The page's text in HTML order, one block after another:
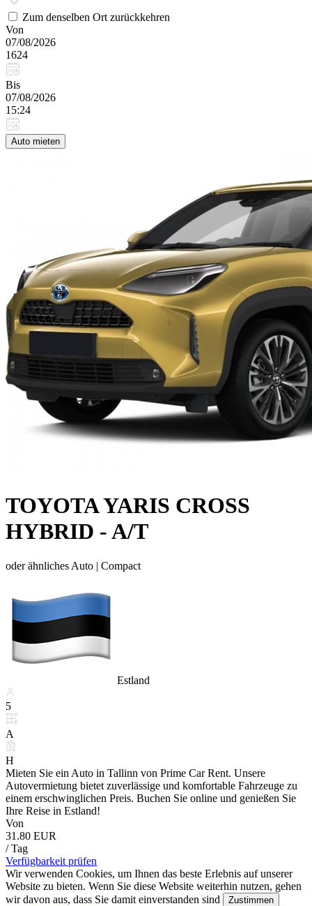
Zum denselben Ort zurückkehren
Von
07/08/2026
1624
Bis
07/08/2026
15:24
Auto mieten
TOYOTA YARIS CROSS
HYBRID - A/T
oder ähnliches Auto | Compact
Estland
5
A
H
Mieten Sie ein Auto in Tallinn von Prime Car Rent. Unsere
Autovermietung bietet zuverlässige und komfortable Fahrzeuge zu
einem erschwinglichen Preis. Buchen Sie online und genießen Sie
Ihre Reise in Estland!
Von
31.80 EUR
/ Tag
Verfügbarkeit prüfen
Wir verwenden Cookies, um Ihnen das beste Erlebnis auf unserer
Website zu bieten. Wenn Sie diese Website weiterhin nutzen, gehen
wir davon aus, dass Sie damit einverstanden sind
Zustimmen